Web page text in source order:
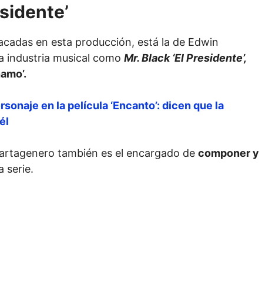
en esta producción, está la de Edwin
industria musical como Mr. Black ‘El Presidente’,
en la película ‘Encanto’: dicen que la
también es el encargado de componer y
serie.